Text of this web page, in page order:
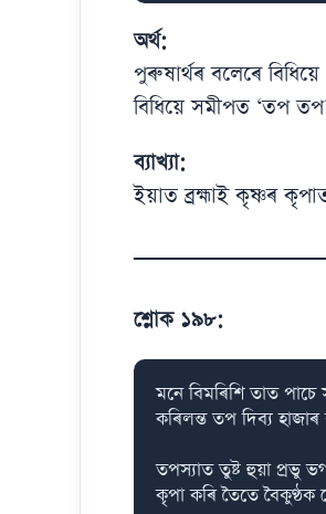
অৰ্থ:
পুৰুষাৰ্থৰ বলেৰে
বিধিয়ে সমীপত ‘তপ
ব্যাখ্যা:
ইয়াত ব্ৰহ্মাই কৃষ্ণৰ
শ্লোক ১৯৮:
মনে বিমৰিশি তাত পাচে
কৰিলন্ত তপ দিব্য হাজাৰ
তপস্যাত তুষ্ট হুয়া প্ৰভু
কৃপা কৰি তৈতে বৈকুণ্ঠক